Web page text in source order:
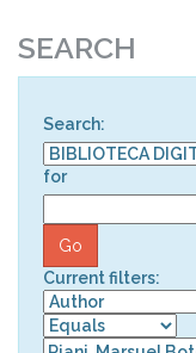
SEARCH
Search:
for
Current filters: